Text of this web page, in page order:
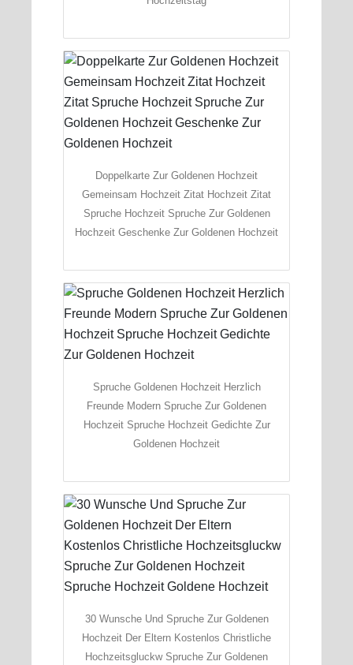
Doppelkarte Zur Goldenen Hochzeit
Gemeinsam Hochzeit Zitat Hochzeit Zitat
Spruche Hochzeit Spruche Zur Goldenen
Hochzeit Geschenke Zur Goldenen Hochzeit
Spruche Goldenen Hochzeit Herzlich
Freunde Modern Spruche Zur Goldenen
Hochzeit Spruche Hochzeit Gedichte Zur
Goldenen Hochzeit
30 Wunsche Und Spruche Zur Goldenen
Hochzeit Der Eltern Kostenlos Christliche
Hochzeitsgluckw Spruche Zur Goldenen